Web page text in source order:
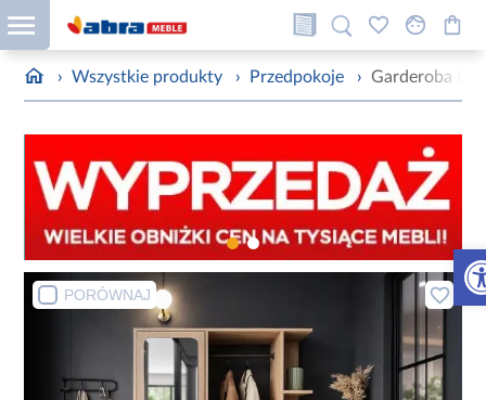
› Wszystkie produkty › Przedpokoje › Garderoba
PORÓWNAJ